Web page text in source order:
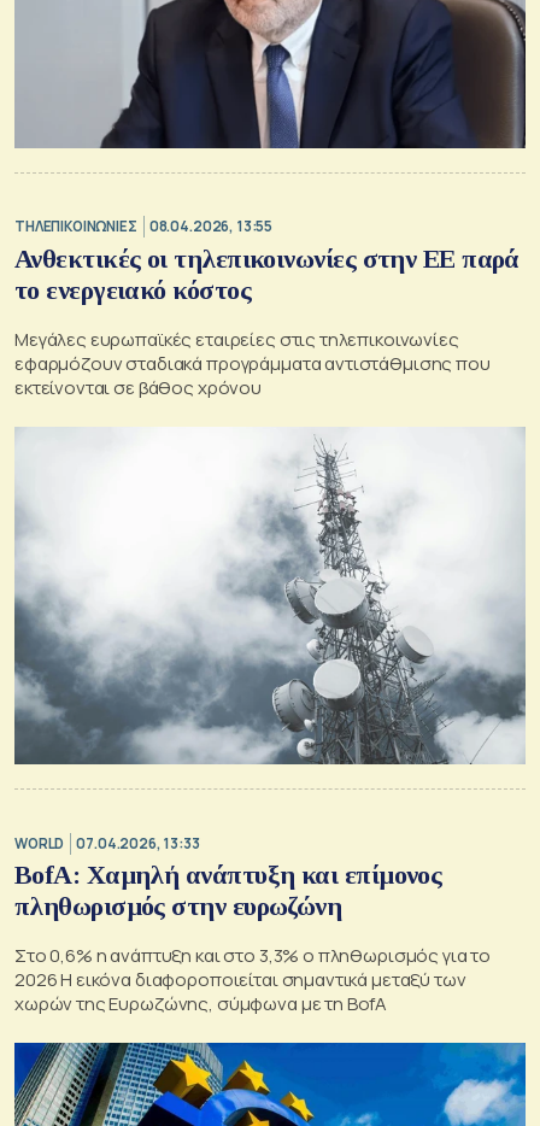
ΤΗΛΕΠΙΚΟΙΝΩΝΙΕΣ 08.04.2026, 13:55
Ανθεκτικές οι τηλεπικοινωνίες στην ΕΕ παρά
το ενεργειακό κόστος
Μεγάλες ευρωπαϊκές εταιρείες στις τηλεπικοινωνίες
εφαρμόζουν σταδιακά προγράμματα αντιστάθμισης που
εκτείνονται σε βάθος χρόνου
WORLD 07.04.2026, 13:33
BofA: Χαμηλή ανάπτυξη και επίμονος
πληθωρισμός στην ευρωζώνη
Στο 0,6% η ανάπτυξη και στο 3,3% ο πληθωρισμός για το
2026 Η εικόνα διαφοροποιείται σημαντικά μεταξύ των
χωρών της Ευρωζώνης, σύμφωνα με τη BofA